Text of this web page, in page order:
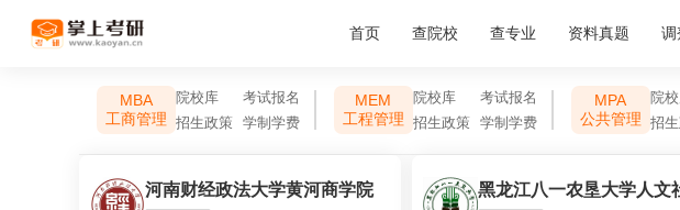
首页 查院校 查专业 资料真题 调
MBA
工商管理
院校库
考试报名
招生政策
学制学费
MEM
工程管理
院校库
考试报名
招生政策
学制学费
MPA
公共管理
院
招
河南财经政法大学黄河商学院